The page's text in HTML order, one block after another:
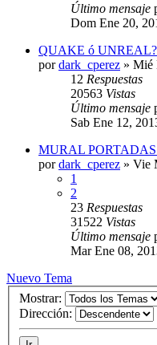
Último mensaje
Dom Ene 20,
QUAKE ó UNREAL?
pordark_cperez » Mié
12 Respuestas
20563 Vistas
Último mensaje
Sab Ene 12,
MURAL
pordark_cperez » Vie
1
2
23 Respuestas
31522 Vistas
Último mensaje
Mar Ene 08,
Nuevo Tema
Mostrar:
Dirección: